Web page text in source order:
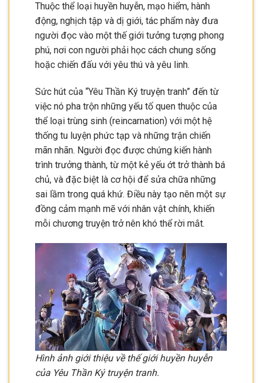
Thuộc thể loại huyền huyễn, mạo hiểm, hành
động, nghịch tập và dị giới, tác phẩm này đưa
người đọc vào một thế giới tưởng tượng phong
phú, nơi con người phải học cách chung sống
hoặc chiến đấu với yêu thú và yêu linh.
Sức hút của “Yêu Thần Ký truyện tranh” đến từ
việc nó pha trộn những yếu tố quen thuộc của
thể loại trùng sinh (reincarnation) với một hệ
thống tu luyện phức tạp và những trận chiến
mãn nhãn. Người đọc được chứng kiến hành
trình trưởng thành, từ một kẻ yếu ớt trở thành bá
chủ, và đặc biệt là cơ hội để sửa chữa những
sai lầm trong quá khứ. Điều này tạo nên một sự
đồng cảm mạnh mẽ với nhân vật chính, khiến
mỗi chương truyện trở nên khó thể rời mắt.
Hình ảnh giới thiệu về thế giới huyền huyễn
của Yêu Thần Ký truyện tranh.